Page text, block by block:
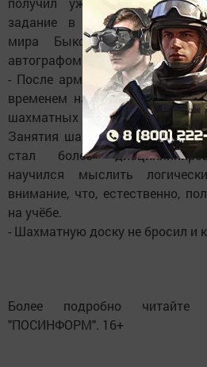
задание в телевизионной
мира Быкова даже
автографом.
- После армии – институт,
временем начал выступать на
шахматных турнирах,
Занятия шахматами
стал более
научился мыслить
внимание, что, естественно,
на учёбе.
- Шахматную доску не бросил и
Более подробно
"ПОСИНФОРМ". 16+